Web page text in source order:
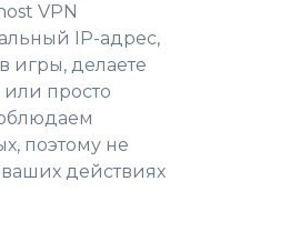
VPN
IP-адрес,
игры, делаете
просто
поэтому не
действиях